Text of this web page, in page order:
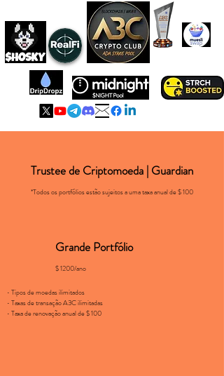
Trusteede Criptomoeda | Guardian
*Todos os portfólios estão sujeitos a uma taxa anual de $ 100
Grande Portfólio
$ 1200/ano
• Tipos de moedas ilimitados
• Taxas de transação A3C ilimitadas
• Taxa de renovação anual de $ 100